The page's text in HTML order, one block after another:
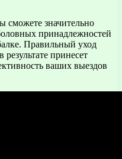
сможете значительно
принадлежностей
Правильный уход
принесет
ваших выездов